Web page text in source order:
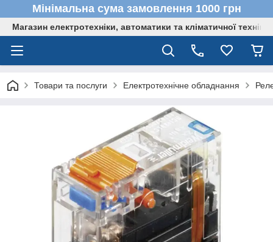
Мінімальна сума замовлення 1000 грн
Магазин електротехніки, автоматики та кліматичної техніки
Товари та послуги Електротехнічне обладнання